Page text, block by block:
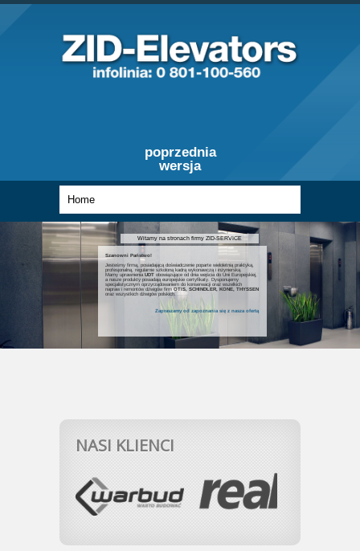
poprzednia
wersja
Witamy na stronach firmy ZID-SERVICE
Szanowni Państwo!
Jesteśmy firmą, posiadającą doświadczenie poparte wieloletnią praktyką,
profesjonalną, regularnie szkoloną kadrą wykonawczą i inżynierską.
Mamy uprawnieniaUDT obowiązujące od dnia wejścia do Unii Europejskiej,
a nasze produkty posiadają europejskie certyfikaty. Dysponujemy
specjalistycznym oprzyrządowaniem do konserwacji oraz wszelkich
napraw i remontów dźwigów firmOTIS, SCHINDLER, KONE, THYSSEN
oraz wszystkich dźwigów polskich.
Zapraszamy od zapoznania się z nasza ofertą
NASI KLIENCI